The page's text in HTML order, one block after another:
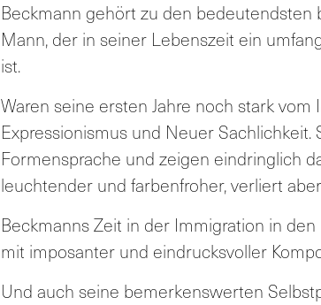
Beckmann gehört zu den bedeutendsten
Mann, der in seiner Lebenszeit ein
ist.
Waren seine ersten Jahre noch stark
Expressionismus und Neuer
Formensprache und zeigen eindringlich
leuchtender und farbenfroher, verliert
Beckmanns Zeit in der Immigration in
mit imposanter und eindrucksvoller
Und auch seine bemerkenswerten